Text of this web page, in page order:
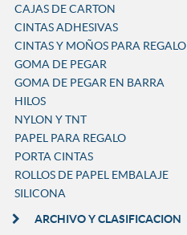
CAJAS DE CARTON
CINTAS ADHESIVAS
CINTAS Y MOÑOS PARA REGALO
GOMA DE PEGAR
GOMA DE PEGAR EN BARRA
HILOS
NYLON Y TNT
PAPEL PARA REGALO
PORTA CINTAS
ROLLOS DE PAPEL EMBALAJE
SILICONA
ARCHIVO Y CLASIFICACION